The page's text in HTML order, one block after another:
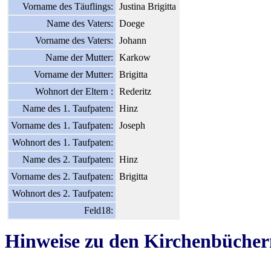
Vorname des Täuflings:
Justina Brigitta
Name des Vaters:
Doege
Vorname des Vaters:
Johann
Name der Mutter:
Karkow
Vorname der Mutter:
Brigitta
Wohnort der Eltern :
Rederitz
Name des 1. Taufpaten:
Hinz
Vorname des 1. Taufpaten:
Joseph
Wohnort des 1. Taufpaten:
Name des 2. Taufpaten:
Hinz
Vorname des 2. Taufpaten:
Brigitta
Wohnort des 2. Taufpaten:
Feld18:
Hinweise zu den